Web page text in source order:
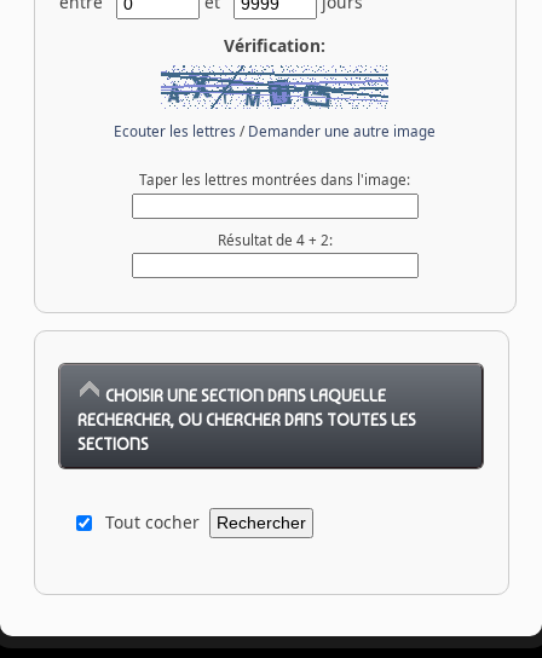
Vérification:
Ecouter les lettres / Demander une autre image
Taper les lettres montrées dans l'image:
Résultat de 4 + 2:
CHOISIR UNE SECTION DANS LAQUELLE
RECHERCHER, OU CHERCHER DANS TOUTES LES
SECTIONS
Tout cocher